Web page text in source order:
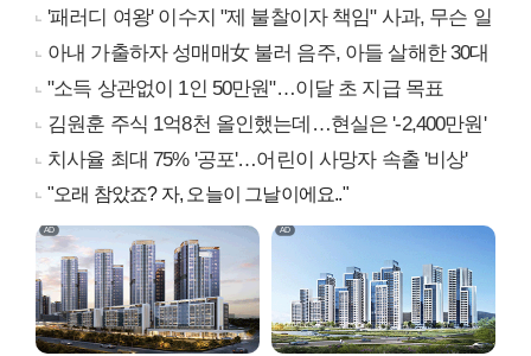
'패러디 여왕' 이수지 "제 불찰이자 책임" 사과, 무슨 일
아내 가출하자 성매매女 불러 음주, 아들 살해한 30대
"소득 상관없이 1인 50만원"…이달 초 지급 목표
김원훈 주식 1억8천 올인했는데…현실은 '-2,400만원'
치사율 최대 75% '공포'…어린이 사망자 속출 '비상'
"오래 참았죠? 자, 오늘이 그날이에요.."